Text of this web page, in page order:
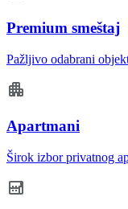
Premium smeštaj
Pažljivo odabrani
Apartmani
Širok izbor privatnog